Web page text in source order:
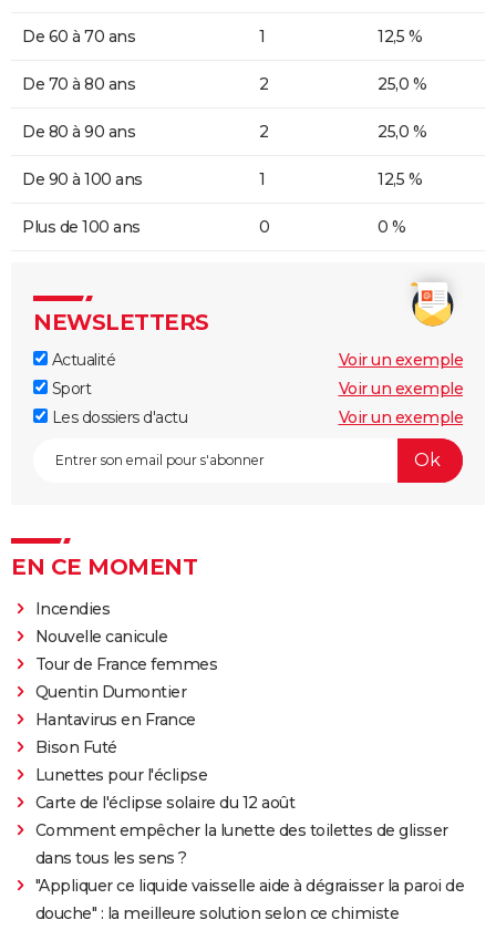
De 60 à 70 ans 1 12,5 %
De 70 à 80 ans 2 25,0 %
De 80 à 90 ans 2 25,0 %
De 90 à 100 ans 1 12,5 %
Plus de 100 ans 0 0 %
NEWSLETTERS
Actualité
Voir un exemple
Sport
Voir un exemple
Les dossiers d'actu
Voir un exemple
EN CE MOMENT
Incendies
Nouvelle canicule
Tour de France femmes
Quentin Dumontier
Hantavirus en France
Bison Futé
Lunettes pour l'éclipse
Carte de l'éclipse solaire du 12 août
Comment empêcher la lunette des toilettes de glisser
dans tous les sens ?
"Appliquer ce liquide vaisselle aide à dégraisser la paroi de
douche" : la meilleure solution selon ce chimiste